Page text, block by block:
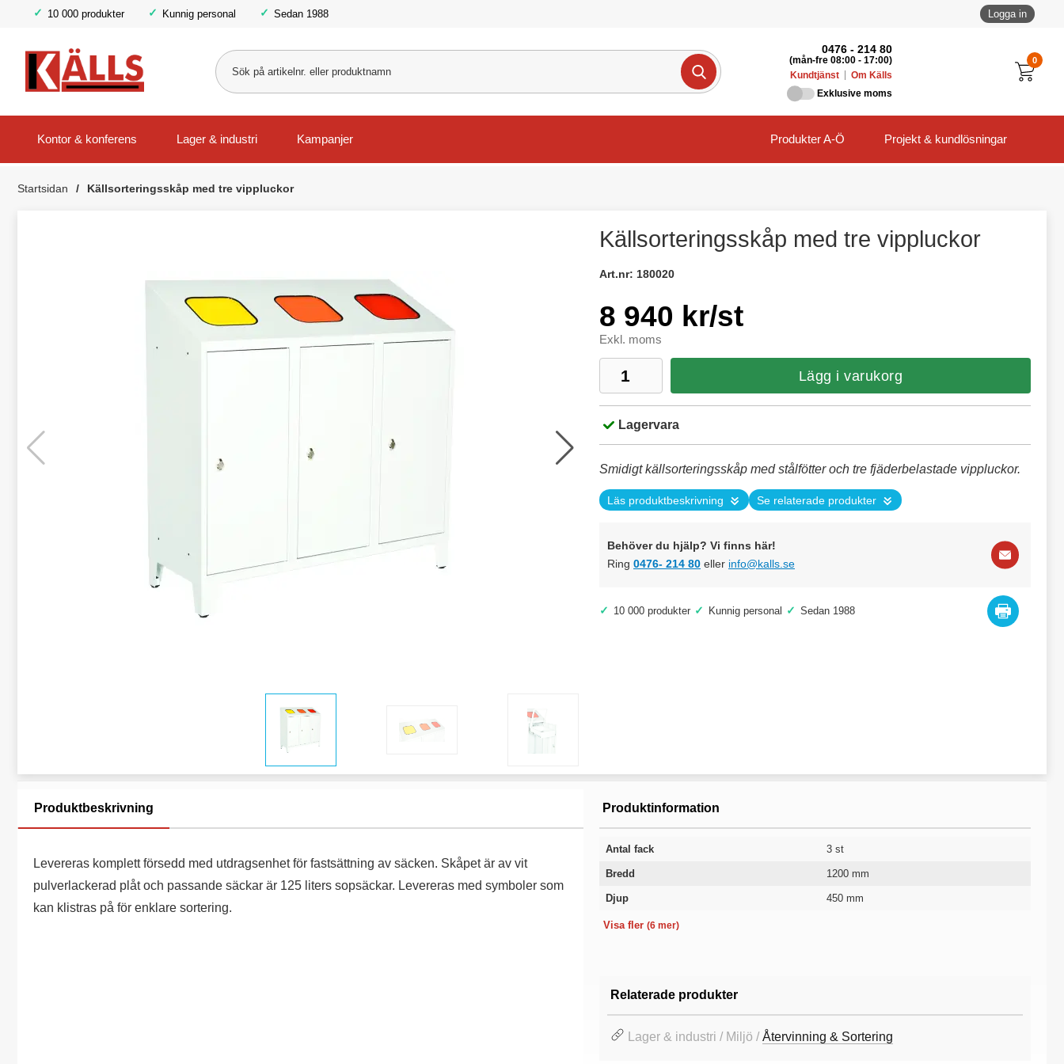
10 000 produkter Kunnig personal Sedan 1988 Logga in
0
0476 - 214 80
(mån-fre 08:00 - 17:00)
Kundtjänst
Om Källs
Exklusive moms
Kontor & konferens Lager & industri Kampanjer Produkter A-Ö Projekt & kundlösningar
Startsidan Källsorteringsskåp med tre vippluckor
Källsorteringsskåp med tre vippluckor
Art.nr: 180020
8 940 kr/st
Exkl. moms
Lägg i varukorg
Lagervara
Smidigt källsorteringsskåp med stålfötter och tre fjäderbelastade vippluckor.
Läs produktbeskrivning Se relaterade produkter
Behöver du hjälp? Vi finns här!
Ring 0476- 214 80 eller info@kalls.se
✓ 10 000 produkter ✓ Kunnig personal ✓ Sedan 1988
Produktbeskrivning
Levereras komplett försedd med utdragsenhet för fastsättning av säcken. Skåpet är av vit
pulverlackerad plåt och passande säckar är 125 liters sopsäckar. Levereras med symboler som
kan klistras på för enklare sortering.
Produktinformation
Antal fack 3 st
Bredd 1200 mm
Djup
450 mm
Visa fler (6 mer)
Relaterade produkter
Lager & industri / Miljö /Återvinning & Sortering